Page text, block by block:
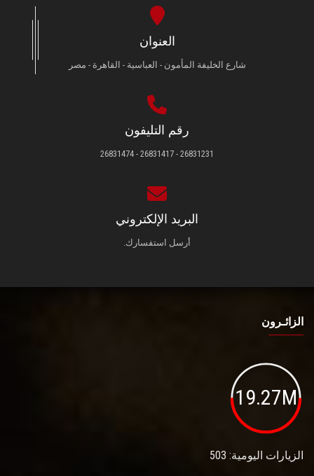
العنوان
شارع الخليفة المأمون - العباسية - القاهرة - مصر
رقم التليفون
26831231 - 26831417 - 26831474
البريد الإلكتروني
أرسل استفسارك.
الزائـرون
19.27M
الزيارات اليومية: 503